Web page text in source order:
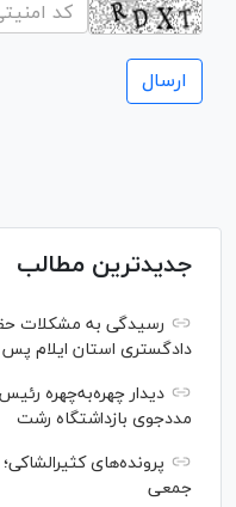
جدیدترین مطالب
رسیدگی به مشکلات
دادگستری استان ایلام پس
مددجوی بازداشتگاه رشت
پرونده‌های
جمعی